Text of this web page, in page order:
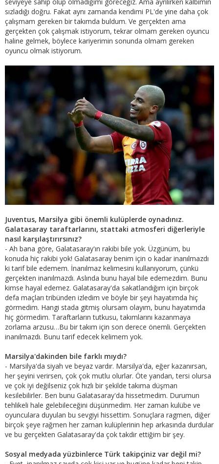
sızladığı doğru. Fakat aynı zamanda kendimi PL'de yine daha çok
çalışmam gereken bir takımda buldum. Ve gerçekten ama
gerçekten çok çalışmak istiyorum, tekrar olmam gereken oyuncu
haline gelmek, böylece kariyerimin sonunda olmam gereken
oyuncu olmak istiyorum.
Juventus, Marsilya gibi önemli kulüplerde oynadınız.
Galatasaray taraftarlarını, stattaki atmosferi diğerleriyle
nasıl karşılaştırırsınız?
- Ah bana göre, Galatasaray'ın rakibi bile yok. Üzgünüm, bu
konuda hiç rakibi yok! Galatasaray benim için o kadar inanılmazdı
ki tarif bile edemem. İnanılmaz kelimesini kullanıyorum, çünkü
gerçekten inanılmazdı. Aslında bunu hayal bile edemezdim. Bunu
kimse hayal edemez. Galatasaray'da sakatlandığım için birçok
defa maçları tribünden izledim ve böyle bir şeyi hayatımda hiç
görmedim. Hangi stada gitmiş olursam olayım, bunu hayatımda
hiç görmedim. Taraftarların tutkusu, takımlarını kazanmaya
zorlama arzusu…Bu bir takım için son derece önemli. Gerçekten
inanılmazdı. Bunu tarif edecek kelimem yok.
Marsilya'dakinden bile farklı mıydı?
- Marsilya'da siyah ve beyaz vardır. Marsilya'da, eğer kazanırsan,
her şeyini verirsen, çok çok mutlu olurlar. Öte yandan, tersi olursa
ve çok iyi değilseniz çok hızlı bir şekilde takıma düşman
kesilebilirler. Ben bunu Galatasaray'da hissetmedim. Durumun
tehlikeli hale gelebileceğini düşünmedim. Her zaman kulübe ve
oyunculara duyulan bu sevgiyi hissettim. Sonuçlara ragmen, diğer
birçok şeye rağmen her zaman kulüplerinin hep arkasında durdular
ve bu gerçekten Galatasaray'da çok takdir ettiğim bir şey.
Sosyal medyada yüzbinlerce Türk takipçiniz var değil mi?